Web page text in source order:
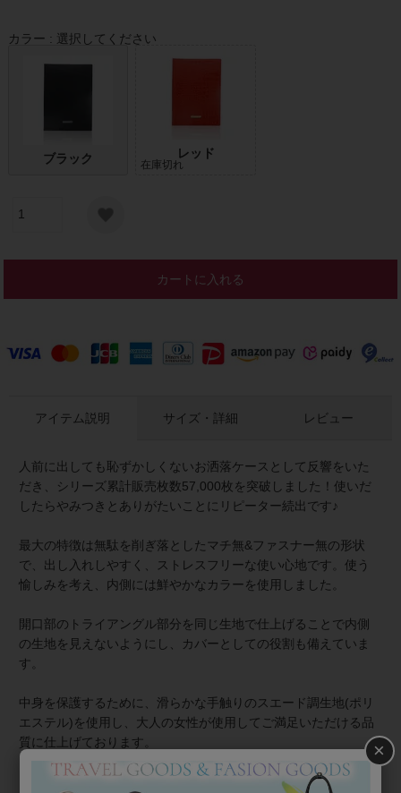
カラー 選択してください
ブラック レッド
在庫切れ
カートに入れる
アイテム説明
人前に出しても恥ずかしくないお洒落ケースとして反響をいた
だき、シリーズ累計販売枚数57,000枚を突破しました！使いだ
したらやみつきとありがたいことにリピーター続出です♪
最大の特徴は無駄を削ぎ落としたマチ無&ファスナー無の形状
で、出し入れしやすく、ストレスフリーな使い心地です。使う
愉しみを考え、内側には鮮やかなカラーを使用しました。
開口部のトライアングル部分を同じ生地で仕上げることで内側
の生地を見えないようにし、カバーとしての役割も備えていま
す。
中身を保護するために、滑らかな手触りのスエード調生地(ポリ
エステル)を使用し、大人の女性が使用してご満足いただける品
質に仕上げております。
クリアファイルにはない高級感・贅沢感を追求したデザイン。
サイズ・詳細 レビュー
×